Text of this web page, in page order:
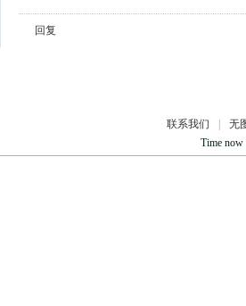
回复
联系我们
无
Time now